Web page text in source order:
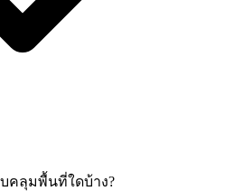
คลุมพื้นที่ใดบ้าง?